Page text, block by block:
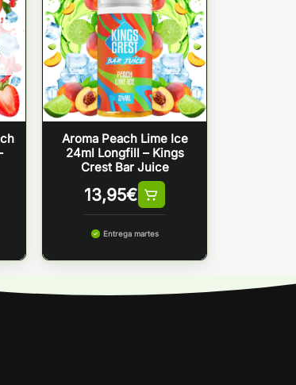
Aroma Peach Lime Ice
24ml Longfill – Kings
Crest Bar Juice
13,95€
Entrega martes